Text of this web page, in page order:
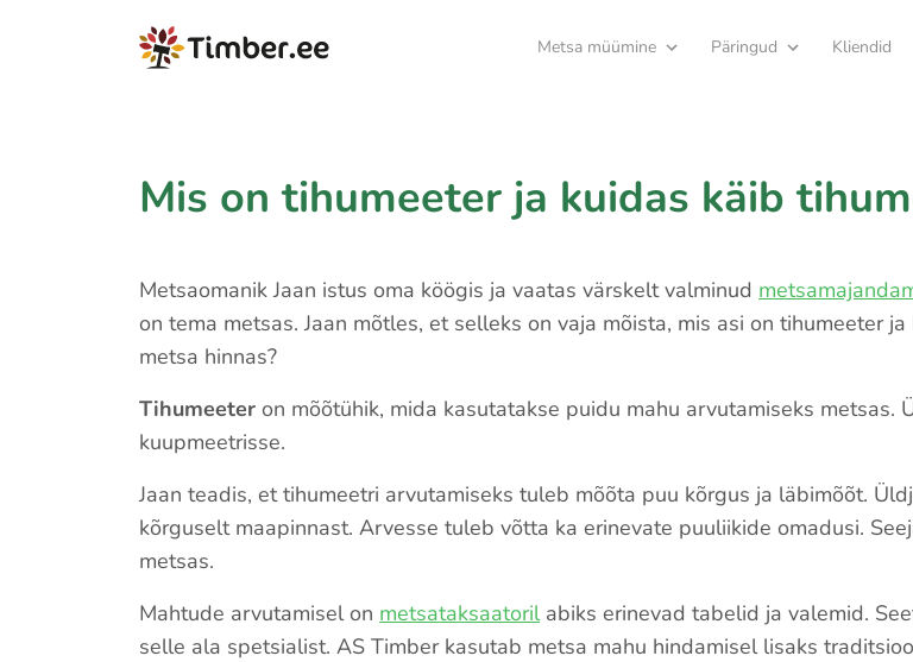
Metsa müümine Päringud Kliendid
Mis on tihumeeter ja kuidas käib
Metsaomanik Jaan istus oma köögis ja vaatas värskelt valminud
on tema metsas. Jaan mõtles, et selleks on vaja mõista, mis asi on tihumeeter
metsa hinnas?
Tihumeeter on mõõtühik, mida kasutatakse puidu mahu arvutamiseks metsas.
kuupmeetrisse.
Jaan teadis, et tihumeetri arvutamiseks tuleb mõõta puu kõrgus ja läbimõõt.
kõrguselt maapinnast. Arvesse tuleb võtta ka erinevate puuliikide omadusi.
metsas.
Mahtude arvutamisel on metsataksaatorilabiks erinevad tabelid ja valemid.
selle ala spetsialist. AS Timber kasutab metsa mahu hindamisel lisaks